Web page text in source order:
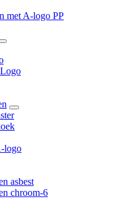
met A-logo PP
logo
asbest
chroom-6